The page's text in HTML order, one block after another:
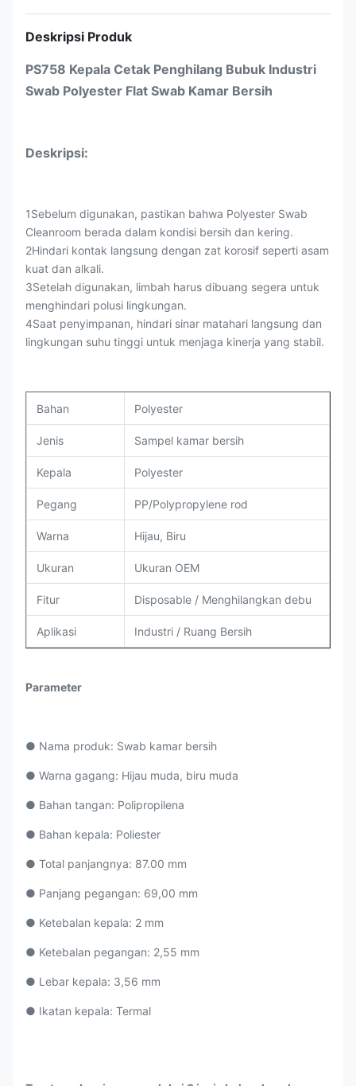
Deskripsi Produk
PS758 Kepala Cetak Penghilang Bubuk Industri
Swab Polyester Flat Swab Kamar Bersih
Deskripsi:
1Sebelum digunakan, pastikan bahwa Polyester Swab
Cleanroom berada dalam kondisi bersih dan kering.
2Hindari kontak langsung dengan zat korosif seperti asam
kuat dan alkali.
3Setelah digunakan, limbah harus dibuang segera untuk
menghindari polusi lingkungan.
4Saat penyimpanan, hindari sinar matahari langsung dan
lingkungan suhu tinggi untuk menjaga kinerja yang stabil.
Bahan Polyester
Jenis Sampel kamar bersih
Kepala Polyester
Pegang PP/Polypropylene rod
Warna Hijau, Biru
Ukuran Ukuran OEM
Fitur Disposable / Menghilangkan debu
Aplikasi Industri / Ruang Bersih
Parameter
● Nama produk: Swab kamar bersih
● Warna gagang: Hijau muda, biru muda
● Bahan tangan: Polipropilena
● Bahan kepala: Poliester
● Total panjangnya: 87.00 mm
● Panjang pegangan: 69,00 mm
● Ketebalan kepala: 2 mm
● Ketebalan pegangan: 2,55 mm
● Lebar kepala: 3,56 mm
● Ikatan kepala: Termal